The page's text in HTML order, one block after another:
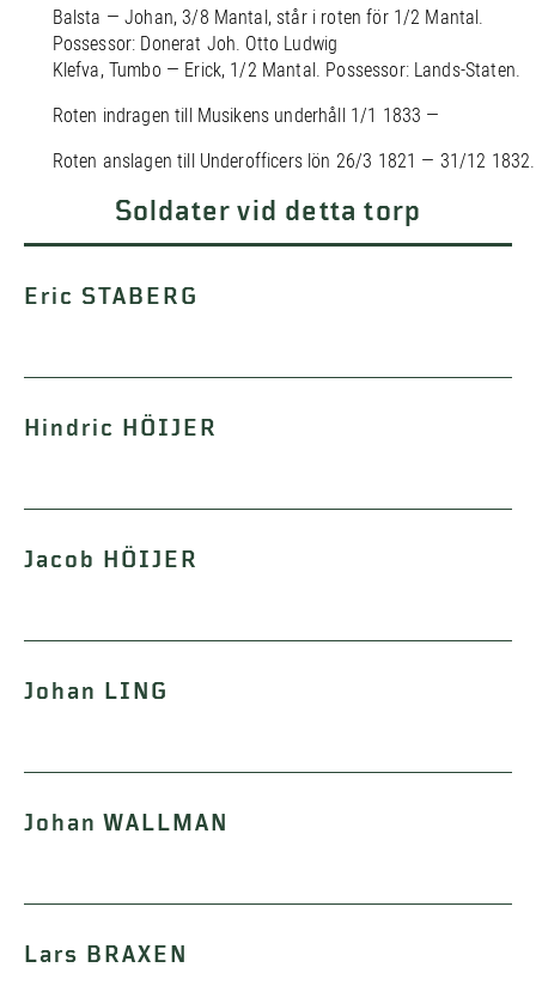
Balsta — Johan, 3/8 Mantal, står i roten för 1/2 Mantal.
Possessor: Donerat Joh. Otto Ludwig
Klefva, Tumbo — Erick, 1/2 Mantal. Possessor: Lands-Staten.
Roten indragen till Musikens underhåll 1/1 1833 —
Roten anslagen till Underofficers lön 26/3 1821 — 31/12 1832.
Soldater vid detta torp
Eric STABERG
Hindric HÖIJER
Jacob HÖIJER
Johan LING
Johan WALLMAN
Lars BRAXEN